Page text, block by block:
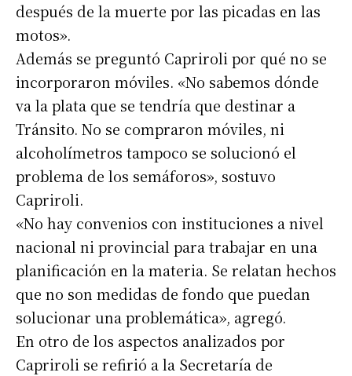
después de la muerte por las picadas en las
motos».
Además se preguntó Capriroli por qué no se
incorporaron móviles. «No sabemos dónde
va la plata que se tendría que destinar a
Tránsito. No se compraron móviles, ni
alcoholímetros tampoco se solucionó el
problema de los semáforos», sostuvo
Capriroli.
«No hay convenios con instituciones a nivel
nacional ni provincial para trabajar en una
planificación en la materia. Se relatan hechos
que no son medidas de fondo que puedan
solucionar una problemática», agregó.
En otro de los aspectos analizados por
Capriroli se refirió a la Secretaría de